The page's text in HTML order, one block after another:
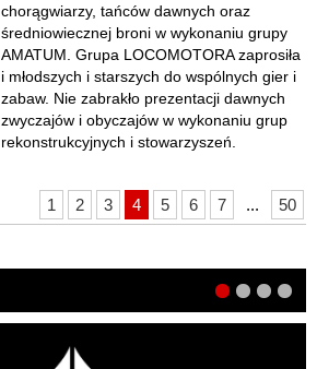
chorągwiarzy, tańców dawnych oraz
średniowiecznej broni w wykonaniu grupy
AMATUM. Grupa LOCOMOTORA zaprosiła
i młodszych i starszych do wspólnych gier i
zabaw. Nie zabrakło prezentacji dawnych
zwyczajów i obyczajów w wykonaniu grup
rekonstrukcyjnych i stowarzyszeń.
1 2 3 4 5 6 7 ... 50